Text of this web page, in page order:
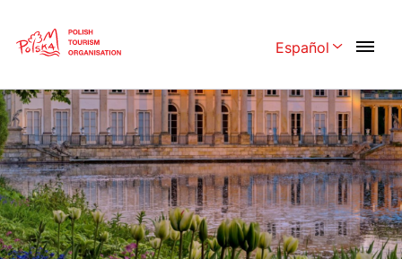
Español
Polski English
Česká 中国
Dansk Deutschland
Español Français